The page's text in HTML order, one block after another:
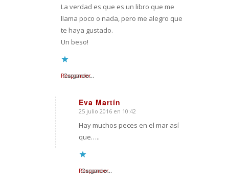
La verdad es que es un libro que me
llama poco o nada, pero me alegro que
te haya gustado.
Un beso!
Cargando...
Responder
Eva Martín
Dice:
25 julio 2016 en 10:42
Hay muchos peces en el mar así
que…..
Cargando...
Responder